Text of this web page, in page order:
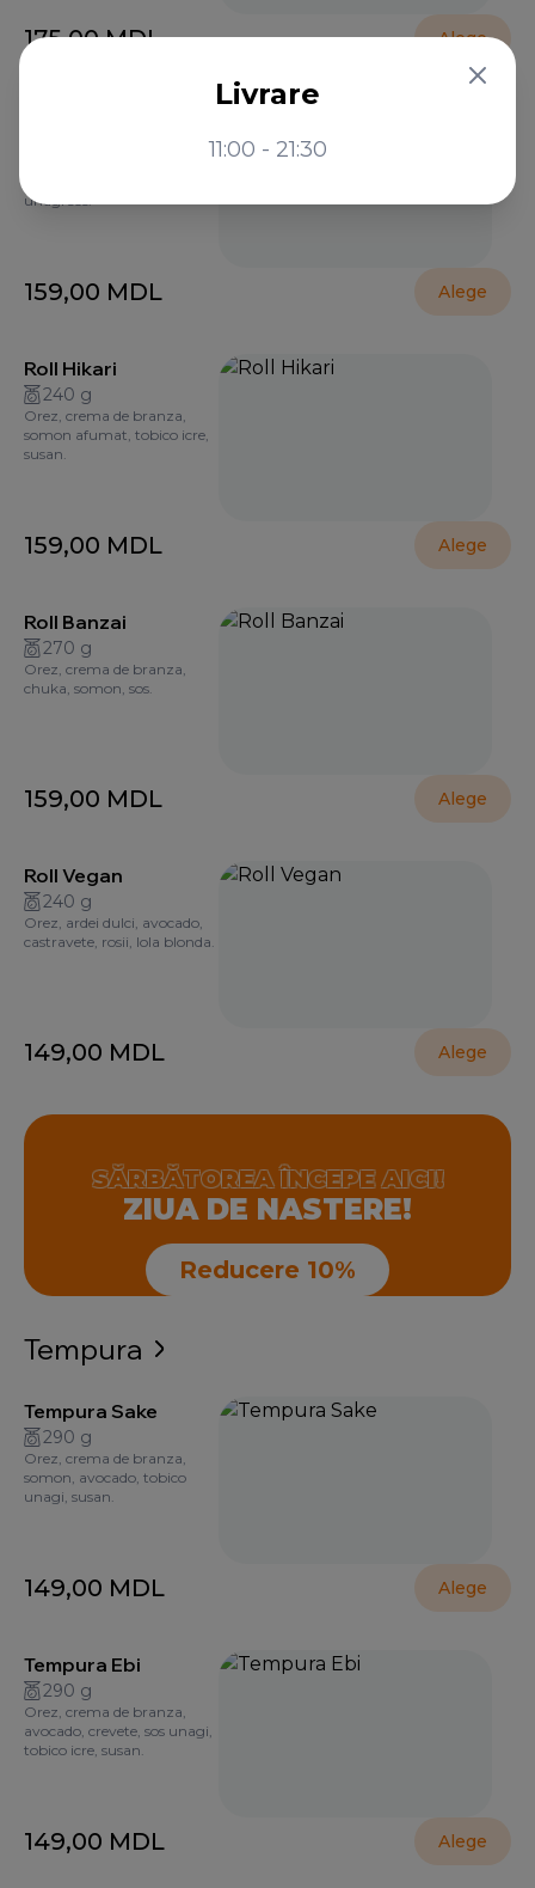
Livrare
11:00 - 21:30
175,00MDL Alege
unagi sos.
159,00 MDL Alege
Roll Hikari
240 g
Orez, crema de branza,
somon afumat, tobico icre,
susan.
159,00 MDL Alege
Roll Banzai
270 g
Orez, crema de branza,
chuka, somon, sos.
159,00 MDL Alege
Roll Vegan
240 g
Orez, ardei dulci, avocado,
castravete, rosii, lola blonda.
149,00 MDL Alege
SĂRBĂTOREA ÎNCEPE AICI!
ZIUA DE NASTERE!
Reducere 10%
Tempura
Tempura Sake
290 g
Orez, crema de branza,
somon, avocado, tobico
unagi, susan.
149,00 MDL Alege
Tempura Ebi
290 g
Orez, crema de branza,
avocado, crevete, sos unagi,
tobico icre, susan.
149,00 MDL Alege